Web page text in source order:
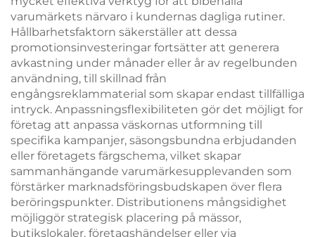
varumärkets närvaro i kundernas dagliga rutiner.
Hållbarhetsfaktorn säkerställer att dessa
promotionsinvesteringar fortsätter att generera
avkastning under månader eller år av regelbunden
användning, till skillnad från
engångsreklammaterial som skapar endast tillfälliga
intryck. Anpassningsflexibiliteten gör det möjligt for
företag att anpassa väskornas utformning till
specifika kampanjer, säsongsbundna erbjudanden
eller företagets färgschema, vilket skapar
sammanhängande varumärkesupplevanden som
förstärker marknadsföringsbudskapen över flera
beröringspunkter. Distributionens mångsidighet
möjliggör strategisk placering på mässor,
butikslokaler, företagshändelser eller via